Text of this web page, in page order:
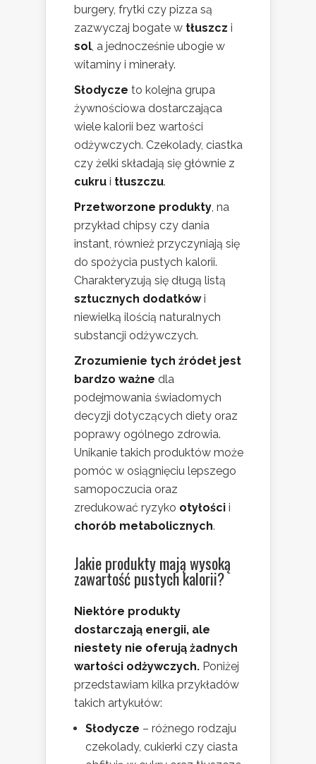
burgery, frytki czy pizza są
zazwyczaj bogate w tłuszcz i
sol, a jednocześnie ubogie w
witaminy i minerały.
Słodycze to kolejna grupa
żywnościowa dostarczająca
wiele kalorii bez wartości
odżywczych. Czekolady, ciastka
czy żelki składają się głównie z
cukru i tłuszczu.
Przetworzone produkty, na
przykład chipsy czy dania
instant, również przyczyniają się
do spożycia pustych kalorii.
Charakteryzują się długą listą
sztucznych dodatkówi
niewielką ilością naturalnych
substancji odżywczych.
Zrozumienie tych źródeł jest
bardzo ważne dla
podejmowania świadomych
decyzji dotyczących diety oraz
poprawy ogólnego zdrowia.
Unikanie takich produktów może
pomóc w osiągnięciu lepszego
samopoczucia oraz
zredukować ryzyko otyłości i
chorób metabolicznych.
Jakie produkty mają wysoką
zawartość pustych kalorii?
Niektóre produkty
dostarczają energii, ale
niestety nie oferują żadnych
wartości odżywczych. Poniżej
przedstawiam kilka przykładów
takich artykułów:
Słodycze – różnego rodzaju
czekolady, cukierki czy ciasta